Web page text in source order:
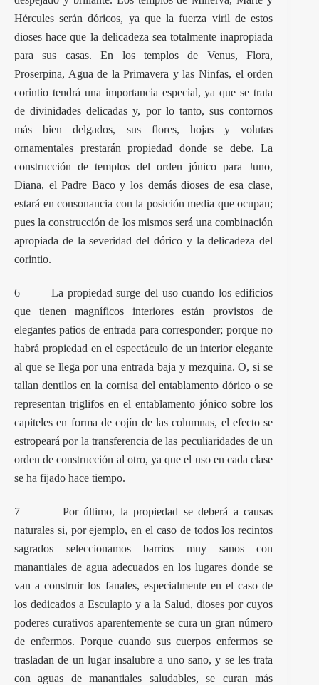
Hércules serán dóricos, ya que la fuerza viril de estos
dioses hace que la delicadeza sea totalmente inapropiada
para sus casas. En los templos de Venus, Flora,
Proserpina, Agua de la Primavera y las Ninfas, el orden
corintio tendrá una importancia especial, ya que se trata
de divinidades delicadas y, por lo tanto, sus contornos
más bien delgados, sus flores, hojas y volutas
ornamentales prestarán propiedad donde se debe. La
construcción de templos del orden jónico para Juno,
Diana, el Padre Baco y los demás dioses de esa clase,
estará en consonancia con la posición media que ocupan;
pues la construcción de los mismos será una combinación
apropiada de la severidad del dórico y la delicadeza del
corintio.
6 La propiedad surge del uso cuando los edificios
que tienen magníficos interiores están provistos de
elegantes patios de entrada para corresponder; porque no
habrá propiedad en el espectáculo de un interior elegante
al que se llega por una entrada baja y mezquina. O, si se
tallan dentilos en la cornisa del entablamento dórico o se
representan triglifos en el entablamento jónico sobre los
capiteles en forma de cojín de las columnas, el efecto se
estropeará por la transferencia de las peculiaridades de un
orden de construcción al otro, ya que el uso en cada clase
se ha fijado hace tiempo.
7 Por último, la propiedad se deberá a causas
naturales si, por ejemplo, en el caso de todos los recintos
sagrados seleccionamos barrios muy sanos con
manantiales de agua adecuados en los lugares donde se
van a construir los fanales, especialmente en el caso de
los dedicados a Esculapio y a la Salud, dioses por cuyos
poderes curativos aparentemente se cura un gran número
de enfermos. Porque cuando sus cuerpos enfermos se
trasladan de un lugar insalubre a uno sano, y se les trata
con aguas de manantiales saludables, se curan más